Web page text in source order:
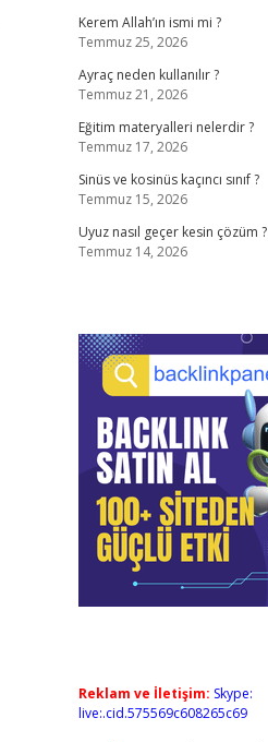
Kerem Allah’ın ismi mi ?
Temmuz 25, 2026
Ayraç neden kullanılır ?
Temmuz 21, 2026
Eğitim materyalleri nelerdir ?
Temmuz 17, 2026
Sinüs ve kosinüs kaçıncı sınıf ?
Temmuz 15, 2026
Uyuz nasıl geçer kesin çözüm ?
Temmuz 14, 2026
Reklam ve İletişim: Skype:
live:.cid.575569c608265c69